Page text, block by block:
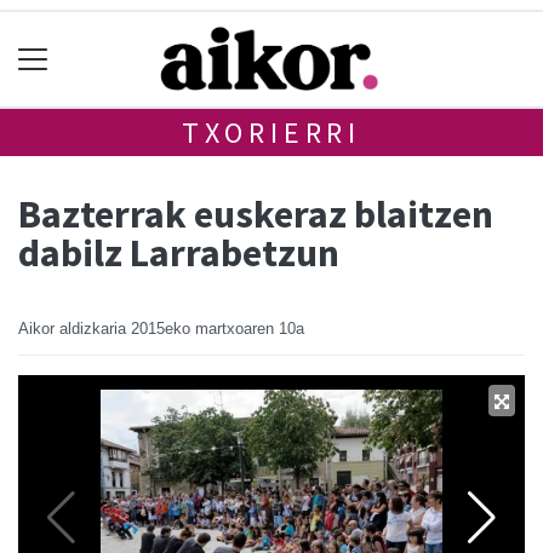
TXORIERRI
Bazterrak euskeraz blaitzen
dabilz Larrabetzun
Aikor aldizkaria 2015eko martxoaren 10a